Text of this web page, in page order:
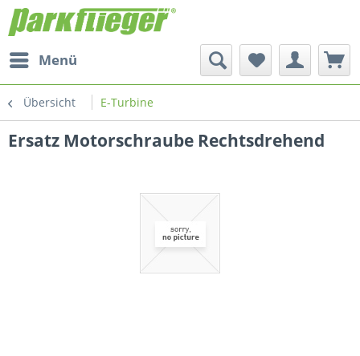
Menü
Übersicht E-Turbine
Ersatz Motorschraube Rechtsdrehend